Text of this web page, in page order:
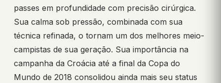
passes em profundidade com precisão cirúrgica.
Sua calma sob pressão, combinada com sua
técnica refinada, o tornam um dos melhores meio-
campistas de sua geração. Sua importância na
campanha da Croácia até a final da Copa do
Mundo de 2018 consolidou ainda mais seu status